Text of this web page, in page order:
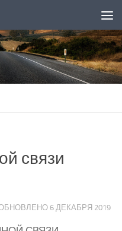
связи
ОБНОВЛЕНО6 ДЕКАБРЯ 2019